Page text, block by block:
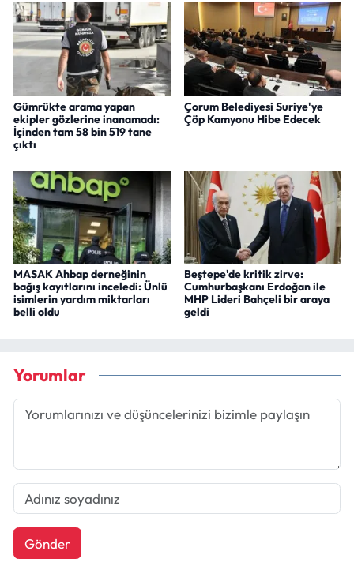
Gümrükte arama yapan
ekipler gözlerine inanamadı:
İçinden tam 58 bin 519 tane
çıktı
Çorum Belediyesi Suriye'ye
Çöp Kamyonu Hibe Edecek
MASAK Ahbap derneğinin
bağış kayıtlarını inceledi: Ünlü
isimlerin yardım miktarları
belli oldu
Beştepe'de kritik zirve:
Cumhurbaşkanı Erdoğan ile
MHP Lideri Bahçeli bir araya
geldi
Yorumlar
Gönder